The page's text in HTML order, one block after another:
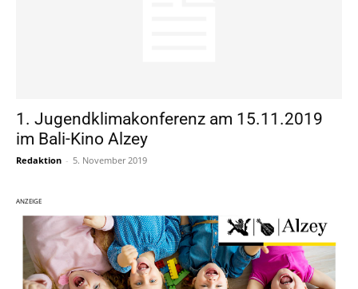
1. Jugendklimakonferenz am 15.11.2019
im Bali-Kino Alzey
Redaktion - 5. November 2019
ANZEIGE